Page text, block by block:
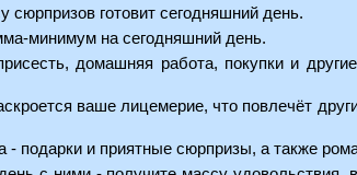
готовит сегодняшний день.
минимум на сегодняшний день.
домашняя работа, покупки и
ваше лицемерие, что повлечёт
подарки и приятные сюрпризы, а также